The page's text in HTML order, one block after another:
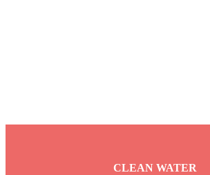
CLEAN WATER